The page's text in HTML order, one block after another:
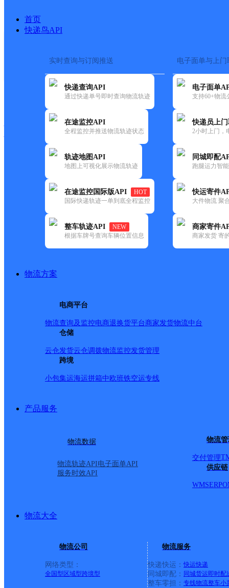
首页
快递鸟API
实时查询与订阅推送
快递查询API
通过快递单号即时查询物流轨迹
在途监控API
全程监控并推送物流轨迹状态
轨迹地图API
地图上可视化展示物流轨迹
在途监控国际版API
HOT
国际快递轨迹一单到底全程监控
整车轨迹API
NEW
根据车牌号查询车辆位置信息
电子面单与上门
电子面单
支持60+物流
快递员上
2小时上门，
同城即配
跑腿运力智
快运寄件
大件物流 聚
商家寄件
商家发货 寄
物流方案
电商平台
物流查询及监控电商退换货平台商家发货物流中台
仓储
云仓发货云仓调拨物流监控发货管理
跨境
小包集运海运拼箱中欧班铁空运专线
产品服务
物流数据
物流轨迹API电子面单API
服务时效API
物流
交付管理
供应链
WMSERP
物流大全
物流公司
网络类型：
全国型 区域型跨境型
物流服务
快递快运： 快运快递
同城即配： 同城货运即时配
整车零担： 专线物流整车小
快运大全 快递时效
申通
山西洪洞公司
更新时间：2022-07-12 00:00:00
所属快递：申通快递
所属区域：山西省-临汾市-洪洞县
网点地址：大槐树镇旅游路南辛堡村
网点负责人：